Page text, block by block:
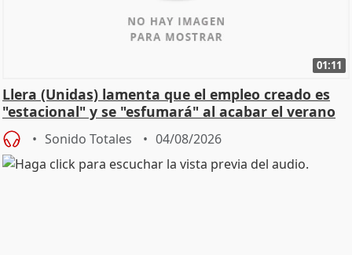
01:11
Llera (Unidas) lamenta que el empleo creado es
"estacional" y se "esfumará" al acabar el verano
Sonido Totales 04/08/2026